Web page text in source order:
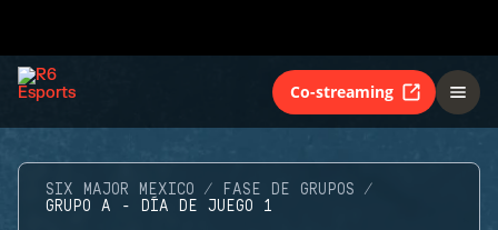
Co-streaming
SIX MAJOR MEXICO
FASE DE GRUPOS
GRUPO A - DÍA DE JUEGO 1